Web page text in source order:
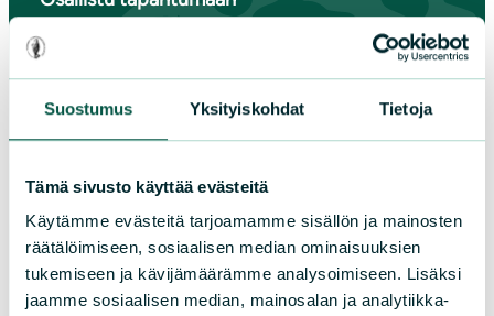
Suostumus Yksityiskohdat Tietoja
Tämä sivusto käyttää evästeitä
Käytämme evästeitä tarjoamamme sisällön ja mainosten
räätälöimiseen, sosiaalisen median ominaisuuksien
tukemiseen ja kävijämäärämme analysoimiseen. Lisäksi
jaamme sosiaalisen median, mainosalan ja analytiikka-
Piirit ja yhdistykset
LIITY JÄSENEKSI
Suomen luonnonsuojeluliiton
piirit